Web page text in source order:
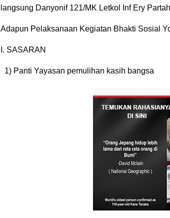
langsung Danyonif 121/MK Letkol Inf Ery
Adapun Pelaksanaan Kegiatan Bhakti Sosial
I. SASARAN
1) Panti Yayasan pemulihan kasih bangsa